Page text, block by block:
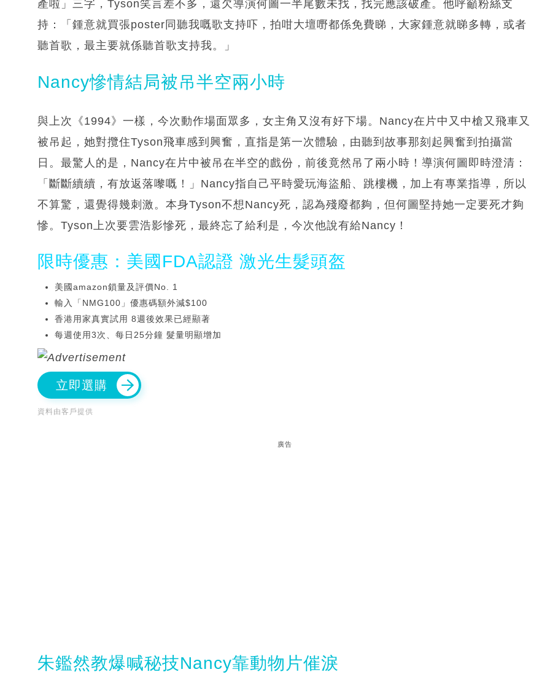
產啦」三字，Tyson笑言差不多，還欠導演何圖一半尾數未找，找完應該破產。他呼籲粉絲支
持：「鍾意就買張poster同聽我嘅歌支持吓，拍咁大壇嘢都係免費睇，大家鍾意就睇多轉，或者
聽首歌，最主要就係聽首歌支持我。」
Nancy慘情結局被吊半空兩小時
與上次《1994》一樣，今次動作場面眾多，女主角又沒有好下場。Nancy在片中又中槍又飛車又
被吊起，她對攬住Tyson飛車感到興奮，直指是第一次體驗，由聽到故事那刻起興奮到拍攝當
日。最驚人的是，Nancy在片中被吊在半空的戲份，前後竟然吊了兩小時！導演何圖即時澄清：
「斷斷續續，有放返落嚟嘅！」Nancy指自己平時愛玩海盜船、跳樓機，加上有專業指導，所以
不算驚，還覺得幾刺激。本身Tyson不想Nancy死，認為殘廢都夠，但何圖堅持她一定要死才夠
慘。Tyson上次要雲浩影慘死，最終忘了給利是，今次他說有給Nancy！
限時優惠：美國FDA認證 激光生髮頭盔
美國amazon鎖量及評價No. 1
輸入「NMG100」優惠碼額外減$100
香港用家真實試用 8週後效果已經顯著
每週使用3次、每日25分鐘 髮量明顯增加
立即選購
資料由客戶提供
廣告
朱鑑然教爆喊秘技Nancy靠動物片催淚